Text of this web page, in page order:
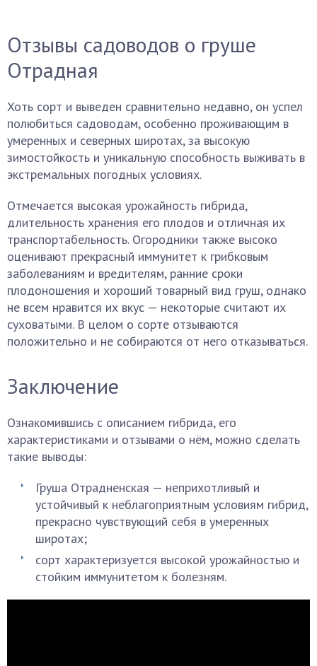
Отзывы садоводов о груше
Отрадная
Хоть сорт и выведен сравнительно недавно, он успел
полюбиться садоводам, особенно проживающим в
умеренных и северных широтах, за высокую
зимостойкость и уникальную способность выживать в
экстремальных погодных условиях.
Отмечается высокая урожайность гибрида,
длительность хранения его плодов и отличная их
транспортабельность. Огородники также высоко
оценивают прекрасный иммунитет к грибковым
заболеваниям и вредителям, ранние сроки
плодоношения и хороший товарный вид груш, однако
не всем нравится их вкус — некоторые считают их
суховатыми. В целом о сорте отзываются
положительно и не собираются от него отказываться.
Заключение
Ознакомившись с описанием гибрида, его
характеристиками и отзывами о нём, можно сделать
такие выводы:
Груша Отрадненская — неприхотливый и
устойчивый к неблагоприятным условиям гибрид,
прекрасно чувствующий себя в умеренных
широтах;
сорт характеризуется высокой урожайностью и
стойким иммунитетом к болезням.